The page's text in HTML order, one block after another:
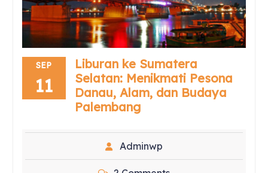
SEP
11
Liburan ke Sumatera
Selatan: Menikmati Pesona
Danau, Alam, dan Budaya
Palembang
Adminwp